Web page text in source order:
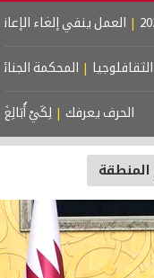
عن المستفيدين | إطلاق
الدولية.. إستقلال
فِي حُبِّكِ | لم أكن أخاف